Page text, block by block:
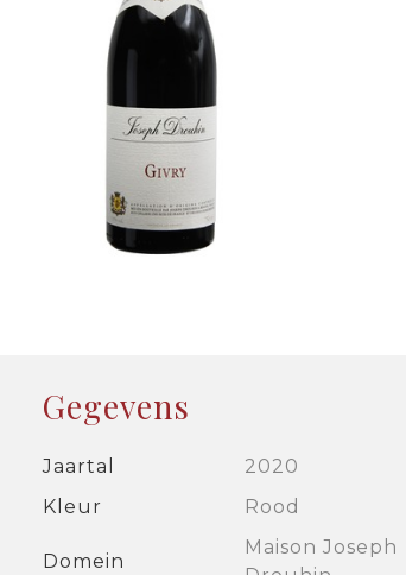
Gegevens
Jaartal
2020
Kleur
Rood
Domein
Maison Joseph